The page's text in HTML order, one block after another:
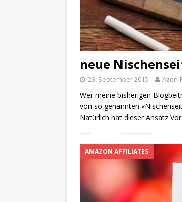
neue
23. September 2015 Azon-
Wer meine bisherigen
von so genannten
Natürlich hat dieser Ansatz
AMAZON AFFILIATES